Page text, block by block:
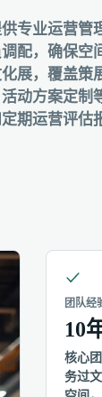
专业运营管
配，确保空
展，覆盖策
动方案定制
期运营评估
团队经
10
核心
务过